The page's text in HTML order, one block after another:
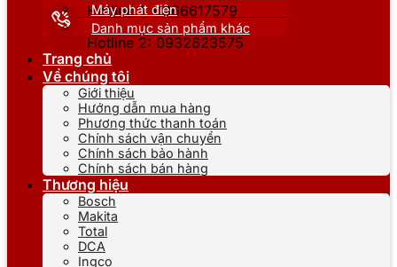
Hotline 1: 0866617579
Hotline 2: 0932623575
Máy phát điện
Danh mục sản phẩm khác
Trang chủ
Về chúng tôi
Giới thiệu
Hướng dẫn mua hàng
Phương thức thanh toán
Chính sách vận chuyển
Chính sách bảo hành
Chính sách bán hàng
Thương hiệu
Bosch
Makita
Total
DCA
Ingco